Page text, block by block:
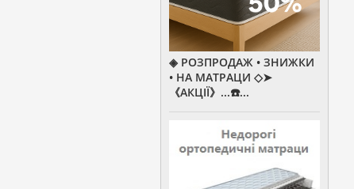
◈ РОЗПРОДАЖ • ЗНИЖКИ
• НА МАТРАЦИ ◇➤
《АКЦІЇ》...☎️...